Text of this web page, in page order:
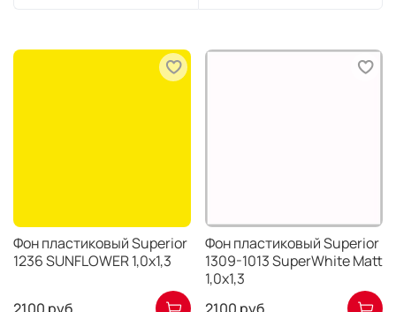
Фон пластиковый Superior
1236 SUNFLOWER 1,0х1,3
Фон пластиковый Superior
1309-1013 SuperWhite Matt
1,0х1,3